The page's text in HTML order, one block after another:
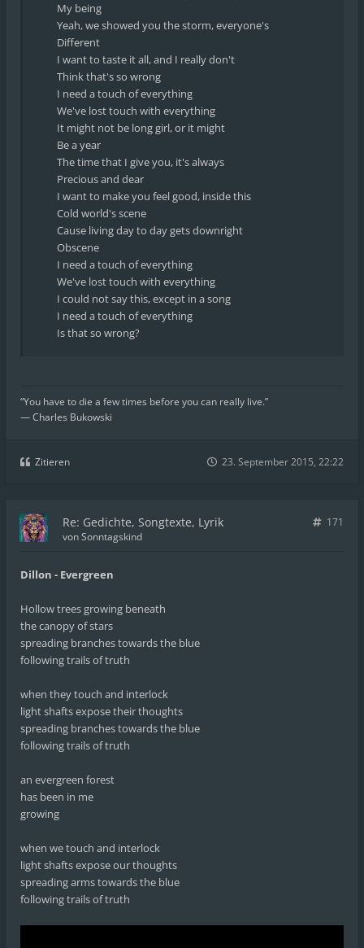
My being
Yeah, we showed you the storm, everyone's
Different
I want to taste it all, and I really don't
Think that's so wrong
I need a touch of everything
We've lost touch with everything
It might not be long girl, or it might
Be a year
The time that I give you, it's always
Precious and dear
I want to make you feel good, inside this
Cold world's scene
Cause living day to day gets downright
Obscene
I need a touch of everything
We've lost touch with everything
I could not say this, except in a song
I need a touch of everything
Is that so wrong?
“You have to die a few times before you can really live.”
― Charles Bukowski
Zitieren 23. September 2015, 22:22
Re: Gedichte, Songtexte, Lyrik
171
vonSonntagskind
Dillon - Evergreen
Hollow trees growing beneath
the canopy of stars
spreading branches towards the blue
following trails of truth
when they touch and interlock
light shafts expose their thoughts
spreading branches towards the blue
following trails of truth
an evergreen forest
has been in me
growing
when we touch and interlock
light shafts expose our thoughts
spreading arms towards the blue
following trails of truth